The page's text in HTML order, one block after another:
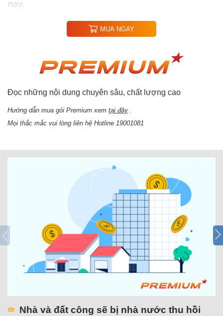
nay.
MUA NGAY
Đọc những nội dung chuyên sâu, chất lượng cao
Hướng dẫn mua gói Premium xem tại đây
Mọi thắc mắc vui lòng liên hệ Hotline 19001081
Nhà và đất công sẽ bị nhà nước thu hồi